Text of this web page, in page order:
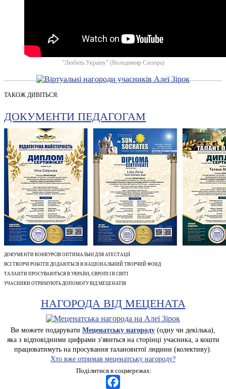
“Любить Україну” (Володимир Сосюра)
ТАКОЖ ДИВІТЬСЯ:
ДОКУМЕНТИ ПЕДАГОГАМ
ДОКУМЕНТИ КОНКУРСІВ ОПТИМАЛЬНІ ДЛЯ АТЕСТАЦІЇ
ВСІ ТВОРЧІ РОБОТИ ДОДАЮТЬСЯ В НАЦІОНАЛЬНИЙ ТВОРЧИЙ ФОНД
ТАЛАНТИ ПРОСУВАЮТЬСЯ В УКРАЇНІ, ЄВРОПІ І В СВІТІ
УЧАСНИКИ ОТРИМУЮТЬ ДОПОМОГУ ВІД МЕЦЕНАТІВ
НАГОРОДА ВІД МЕЦЕНАТА
Ви можете подарувати Меценатську нагороду (одну чи декілька),
яка з відповідними цифрами з'явиться на сторінці учасника, а кошти
працюватимуть на просування талановитої людини (колективу).
Хто вже отримав меценатську нагороду?
Поділитися в соцмережах: